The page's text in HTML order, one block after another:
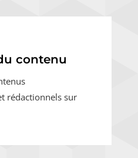
contenu
rédactionnels sur